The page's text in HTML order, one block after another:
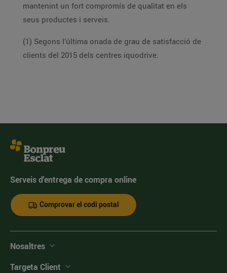
mantenint un fort compromís de qualitat en els
seus productes i serveis.
(1) Segons l’última onada de grau de satisfacció de
clients del 2015 dels centres iquodrive.
Serveis d'entrega de compra online
Comprovar el codi postal
Nosaltres
Targeta Client